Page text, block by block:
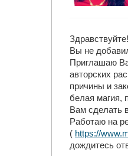
Здравствуйте!
Вы не
Приглашаю
авторских
причины и
белая магия,
Вам сделать
Работаю на
( https://
дождитесь